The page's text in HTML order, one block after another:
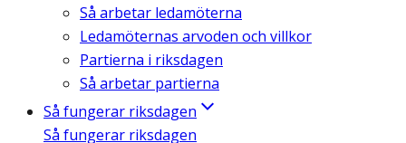
Så arbetar ledamöterna
Ledamöternas arvoden och villkor
Partierna i riksdagen
Så arbetar partierna
Så fungerar riksdagen
Så fungerar riksdagen